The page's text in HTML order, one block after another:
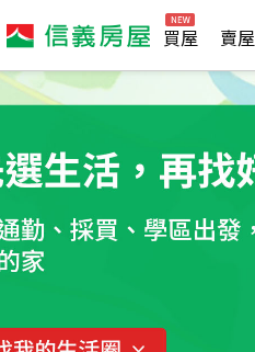
買屋 賣屋